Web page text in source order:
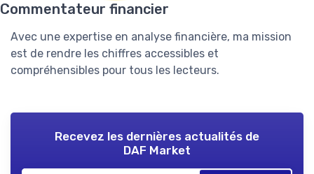
Commentateur financier
Avec une expertise en analyse financière, ma mission
est de rendre les chiffres accessibles et
compréhensibles pour tous les lecteurs.
Recevez les dernières actualités de
DAF Market